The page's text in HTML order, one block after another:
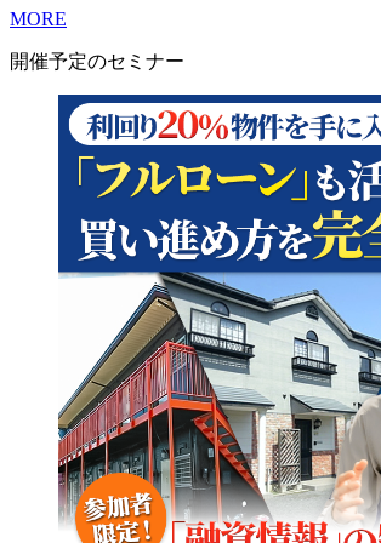
MORE
開催予定のセミナー